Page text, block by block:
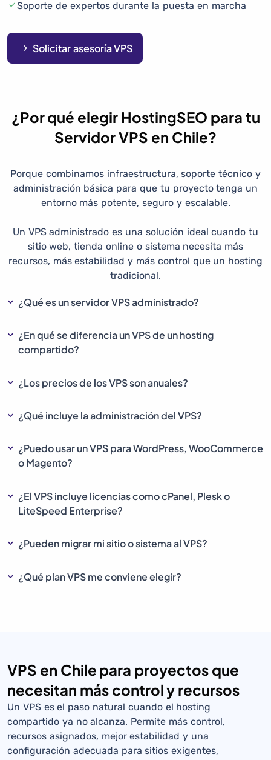
Soporte de expertos durante la puesta en marcha
Solicitar asesoría VPS
¿Por qué elegir HostingSEO para tu
Servidor VPS en Chile?
Porque combinamos infraestructura, soporte técnico y
administración básica para que tu proyecto tenga un
entorno más potente, seguro y escalable.
Un VPS administrado es una solución ideal cuando tu
sitio web, tienda online o sistema necesita más
recursos, más estabilidad y más control que un hosting
tradicional.
¿Qué es un servidor VPS administrado?
¿En qué se diferencia un VPS de un hosting
compartido?
¿Los precios de los VPS son anuales?
¿Qué incluye la administración del VPS?
¿Puedo usar un VPS para WordPress, WooCommerce
o Magento?
¿El VPS incluye licencias como cPanel, Plesk o
LiteSpeed Enterprise?
¿Pueden migrar mi sitio o sistema al VPS?
¿Qué plan VPS me conviene elegir?
VPS en Chile para proyectos que
necesitan más control y recursos
Un VPS es el paso natural cuando el hosting
compartido ya no alcanza. Permite más control,
recursos asignados, mejor estabilidad y una
configuración adecuada para sitios exigentes,